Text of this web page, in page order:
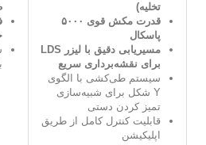
تخلیه)
قدرت مکش قوی ۵۰۰۰
پاسکال
مسیریابی دقیق با لیزر LDS
برای نقشه‌برداری سریع
سیستم طی‌کشی با الگوی
Y شکل برای شبیه‌سازی
تمیز کردن دستی
قابلیت کنترل کامل از طریق
اپلیکیشن